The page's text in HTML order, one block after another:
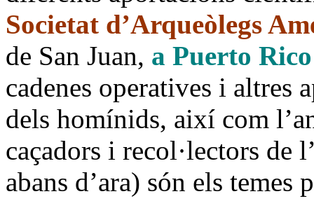
Societat d’Arqueòlegs
de San Juan, a Puerto
cadenes operatives i
dels homínids, així com
caçadors i recol·lectors de
abans d’ara) són els temes